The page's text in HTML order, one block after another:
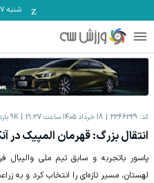
شنبه ۱۷ مرداد
کد: 2366329 18 خرداد 1405 ساعت 21:37 9K
انتقال بزرگ: قهرمان المپیک در
لهستان، مسیر تازه‌ای را انتخاب کرد و به